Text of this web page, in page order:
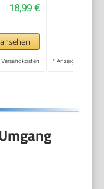
für
18,99 €
* Anzeige